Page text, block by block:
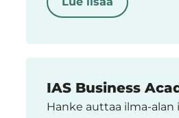
IAS Business
Hanke auttaa ilma-alan